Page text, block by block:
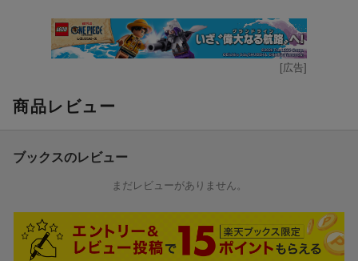
[広告]
商品レビュー
ブックスのレビュー
まだレビューがありません。